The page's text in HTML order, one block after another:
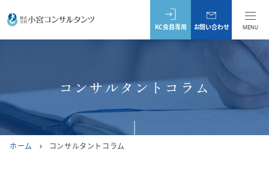
MENU
KC会員専用 お問い合わせ
コンサルタントコラム
ホーム chevron_right コンサルタントコラム